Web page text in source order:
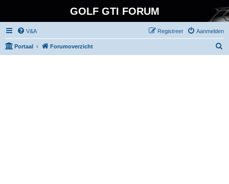
GOLF GTI FORUM
V&A Aanmelden
Registreer
Portaal Forumoverzicht